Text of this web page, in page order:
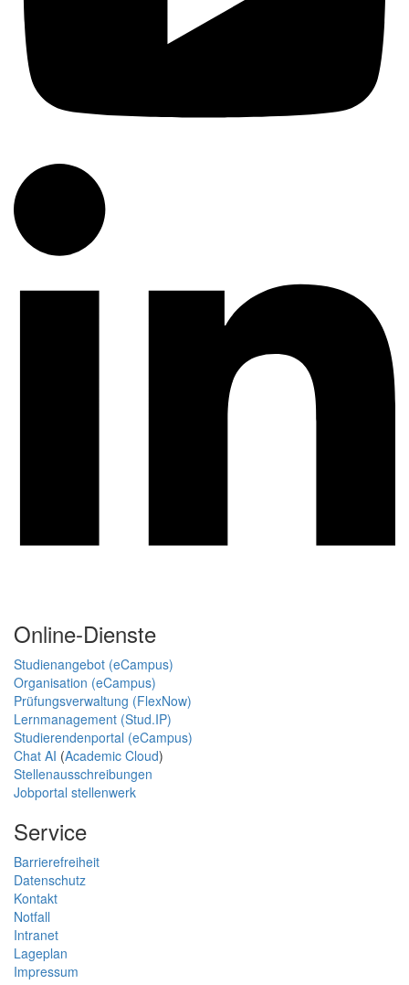
Online-Dienste
Studienangebot (eCampus)
Organisation (eCampus)
Prüfungsverwaltung (FlexNow)
Lernmanagement (Stud.IP)
Studierendenportal (eCampus)
Chat AI (Academic Cloud)
Stellenausschreibungen
Jobportal stellenwerk
Service
Barrierefreiheit
Datenschutz
Kontakt
Notfall
Intranet
Lageplan
Impressum